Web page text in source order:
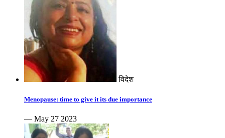
विदेश
Menopause: time to give it its due importance
— May 27 2023